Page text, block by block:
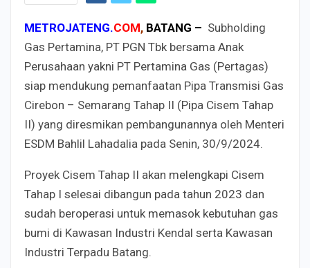
METROJATENG.COM, BATANG – Subholding
Gas Pertamina, PT PGN Tbk bersama Anak
Perusahaan yakni PT Pertamina Gas (Pertagas)
siap mendukung pemanfaatan Pipa Transmisi Gas
Cirebon – Semarang Tahap II (Pipa Cisem Tahap
II) yang diresmikan pembangunannya oleh Menteri
ESDM Bahlil Lahadalia pada Senin, 30/9/2024.
Proyek Cisem Tahap II akan melengkapi Cisem
Tahap I selesai dibangun pada tahun 2023 dan
sudah beroperasi untuk memasok kebutuhan gas
bumi di Kawasan Industri Kendal serta Kawasan
Industri Terpadu Batang.